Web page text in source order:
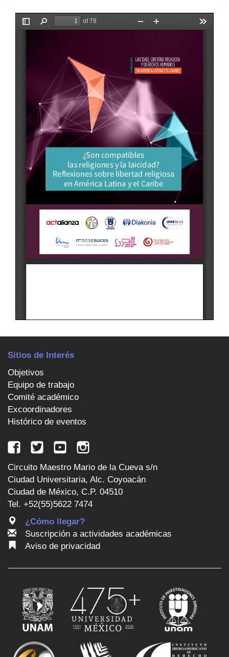
Sitios de Interés
Objetivos
Equipo de trabajo
Comité académico
Excoordinadores
Histórico de eventos
Circuito Maestro Mario de la Cueva s/n
Ciudad Universitaria, Alc. Coyoacán
Ciudad de México, C.P. 04510
Tel. +52(55)5622 7474
¿Cómo llegar?
Suscripción a actividades académicas
Aviso de privacidad